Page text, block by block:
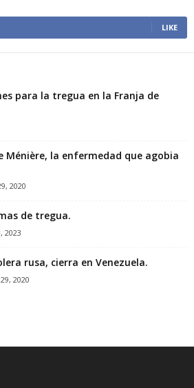
LIKE
para la tregua en la Franja de
Ménière, la enfermedad que agobia
2020
de tregua.
2023
rusa, cierra en Venezuela.
2020